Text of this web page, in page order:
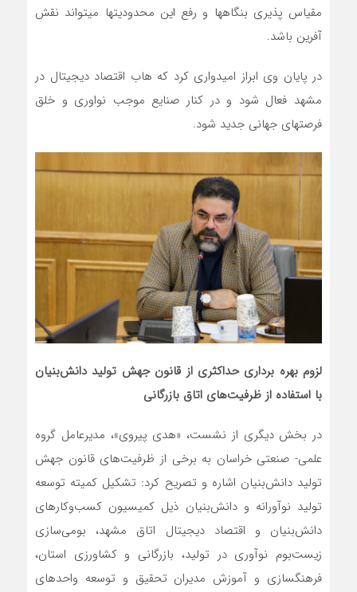
مقیاس پذیری بنگاهها و رفع این محدودیتها میتواند نقش
آفرین باشد.
در پایان وی ابراز امیدواری کرد که هاب اقتصاد دیجیتال در
مشهد فعال شود و در کنار صنایع موجب نواوری و خلق
فرصتهای جهانی جدید شود.
لزوم بهره برداری حداکثری از قانون جهش تولید دانش‌بنیان
با استفاده از ظرفیت‌های اتاق بازرگانی
در بخش دیگری از نشست، «هدی پیروی»، مدیرعامل گروه
علمی- صنعتی خراسان به برخی از ظرفیت‌های قانون جهش
تولید دانش‌بنیان اشاره و تصریح کرد: تشکیل کمیته توسعه
تولید نوآورانه و دانش‌بنیان ذیل کمیسیون کسب‌وکارهای
دانش‌بنیان و اقتصاد دیجیتال اتاق مشهد، بومی‌سازی
زیست‌بوم نوآوری در تولید، بازرگانی و کشاورزی استان،
فرهنگسازی و آموزش مدیران تحقیق و توسعه واحدهای